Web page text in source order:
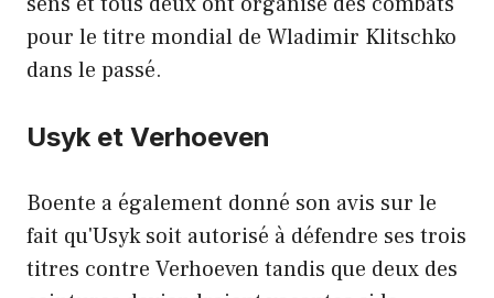
pour le titre mondial de Wladimir Klitschko
dans le passé.
Usyk et Verhoeven
Boente a également donné son avis sur le
fait qu'Usyk soit autorisé à défendre ses trois
titres contre Verhoeven tandis que deux des